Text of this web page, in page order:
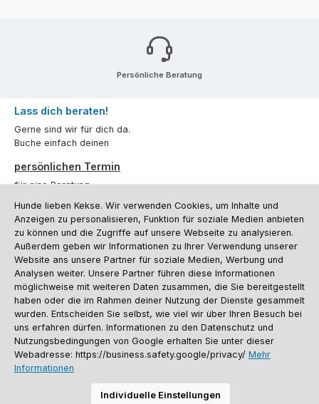
Persönliche Beratung
Lass dich beraten!
Gerne sind wir für dich da.
Buche einfach deinen
persönlichen Termin
für eine Beratung.
Oder über unserKontaktformular.
Vertrag widerrufen
Kundenservice
Informationen
Social Media und Kontakt
Versandinformationen
Batterieentsorgung
Warenrücksendung Sporthund Katalog
Hunde lieben Kekse. Wir verwenden Cookies, um Inhalte und
Anzeigen zu personalisieren, Funktion für soziale Medien anbieten
zu können und die Zugriffe auf unsere Webseite zu analysieren.
Außerdem geben wir Informationen zu Ihrer Verwendung unserer
Website ans unsere Partner für soziale Medien, Werbung und
Analysen weiter. Unsere Partner führen diese Informationen
möglichweise mit weiteren Daten zusammen, die Sie bereitgestellt
haben oder die im Rahmen deiner Nutzung der Dienste gesammelt
wurden. Entscheiden Sie selbst, wie viel wir über Ihren Besuch bei
uns erfahren dürfen. Informationen zu den Datenschutz und
Nutzungsbedingungen von Google erhalten Sie unter dieser
Webadresse: https://business.safety.google/privacy/ Mehr
Informationen
Individuelle Einstellungen